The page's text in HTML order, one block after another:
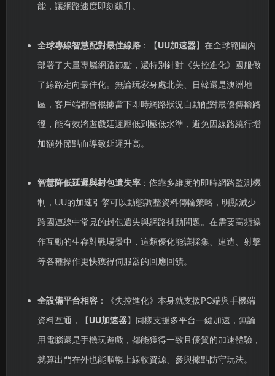
能，讓網路速度即刻飆升。
全球專線智慧配對最佳線路：【UU加速器】在全球範圍內
部署了大量專屬網路節點，還特別針對《失控進化》國服做
了線路定向最佳化。無論玩家身處北美、日韓還是澳洲地
區，客戶端都會根據當下即時網路狀況自動配對最優傳輸路
徑，能有效將遊戲延遲壓低到極低水準，避免因線路繞行增
加額外節點而導致延遲升高。
智慧降低延遲與封包遺失率：依靠多維度的即時網路監測機
制，UU的加速引擎可以動態調整資料傳輸策略，明顯減少
跨國連線中常見的封包遺失與網路抖動問題。在需要高頻操
作互動的生存對戰場景中，這類優化能讓採集、建造、射擊
等各種操作更快獲得伺服器的回應回饋。
全設備平台相容：《失控進化》本身就支援PC端與手機端
資料互通，【UU加速器】同樣支援多平台一鍵加速，無論
用電腦還是手機玩遊戲，都能獲得一致且優質的加速體驗，
就算出門在外也能順暢上線收資源、參與據點防守玩法。